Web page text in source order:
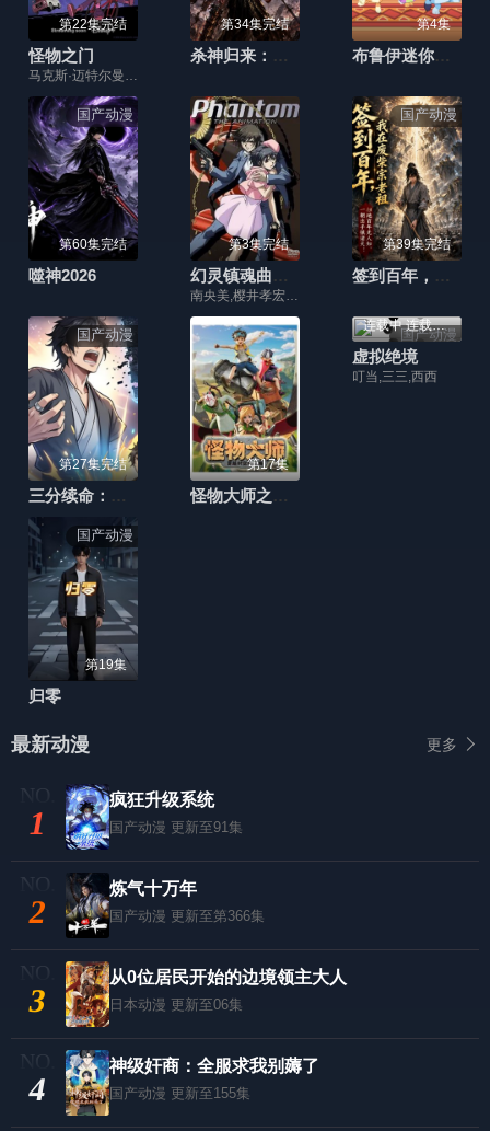
第22集完结
怪物之门
马克斯·迈特尔曼,Madison Calderon,Noel Gibson,乔恩·贝利,泽赫拉·法扎勒
第34集完结
杀神归来：三界弑神录
第4集
布鲁伊迷你剧第二季国语版
国产动漫
第60集完结
噬神2026
第3集完结
幻灵镇魂曲OVA
南央美,樱井孝宏,中田和宏,折笠爱,辻亲八,速水奖,井上喜久子
国产动漫
第39集完结
签到百年，我在废柴宗当老祖
国产动漫
第27集完结
三分续命：怒怼系统，遇强则强
第17集
​怪物大师之穿越时空的怪物​
国产动漫
连载中 连载到7集
虚拟绝境
叮当,三三,西西
国产动漫
第19集
归零
最新动漫 更多
1
疯狂升级系统
国产动漫 更新至91集
2
炼气十万年
国产动漫 更新至第366集
3
从0位居民开始的边境领主大人
日本动漫 更新至06集
4
神级奸商：全服求我别薅了
国产动漫 更新至155集